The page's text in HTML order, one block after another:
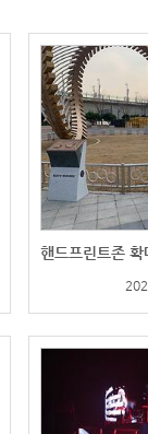
핸드프린트존 확